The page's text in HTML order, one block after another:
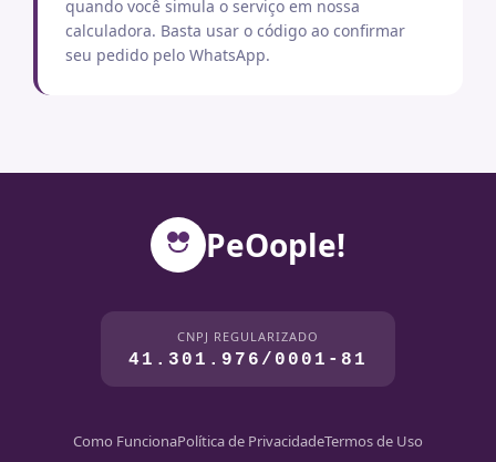
quando você simula o serviço em nossa
calculadora. Basta usar o código ao confirmar
seu pedido pelo WhatsApp.
PeOople!
CNPJ REGULARIZADO
41.301.976/0001-81
Como FuncionaPolítica de PrivacidadeTermos de Uso